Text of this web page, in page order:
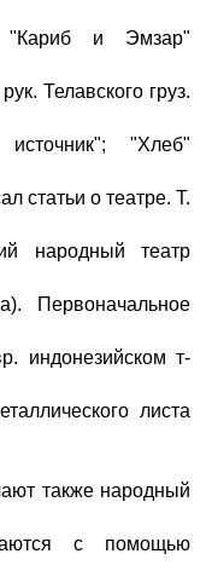
"Кариб и Эмзар"
Телавского груз.
"Хлеб"
статьи о театре. Т.
народный театр
Первоначальное
индонезийском т-
листа
также народный
с помощью